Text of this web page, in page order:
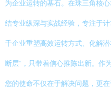
为企业运转的基石。在珠三角核
结专业纵深与实战经验，专注于
千企业重塑高效运转方式、化解
断层”，只带着信心推陈出新。作
您的使命不仅在于解决问题，更